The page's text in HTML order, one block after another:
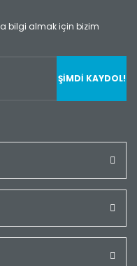
bilgi almak için bizim
ŞİMDİ KAYDOL!